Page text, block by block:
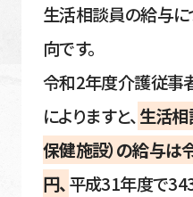
生活相談員の給与
向です。
令和2年度介護従事
によりますと、生活相
保健施設）の給与
円、平成31年度で